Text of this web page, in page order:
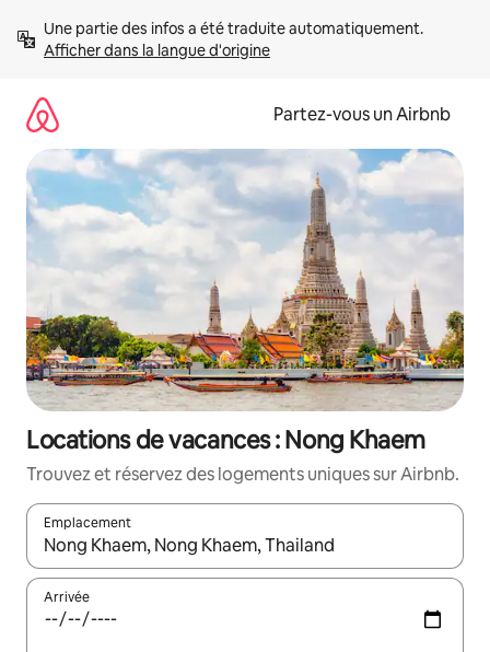
directement
Afficher dans la langue d'origine
Partez-vous un Airbnb
Locations de vacances : Nong Khaem
Trouvez et réservez des logements uniques sur Airbnb.
Emplacement
Quand les résultats sont affichés, parcourez-les en utilisant
Arrivée